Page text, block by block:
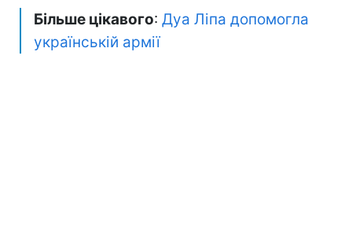
Більше цікавого: Дуа Ліпа допомогла
українській армії